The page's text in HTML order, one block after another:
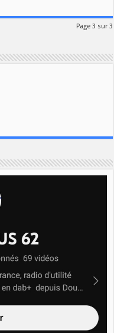
Page 3 sur 3